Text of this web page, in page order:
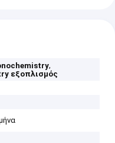
,
εξοπλισμός